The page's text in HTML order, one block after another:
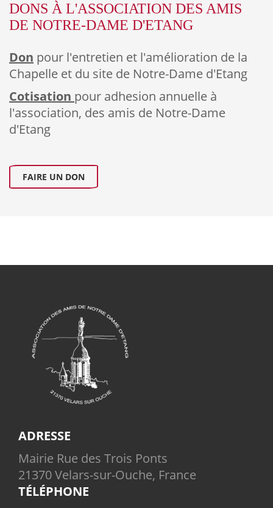
DONS À L'ASSOCIATION DES AMIS
DE NOTRE-DAME D'ETANG
Don pour l'entretien et l'amélioration de la
Chapelle et du site de Notre-Dame d'Etang
Cotisation pour adhesion annuelle à
l'association, des amis de Notre-Dame
d'Etang
FAIRE UN DON
ADRESSE
Mairie Rue des Trois Ponts
21370 Velars-sur-Ouche, France
TÉLÉPHONE